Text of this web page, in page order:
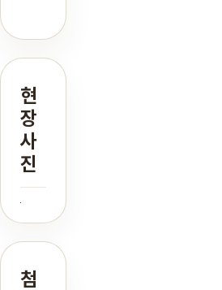
현
장
사
진
첨